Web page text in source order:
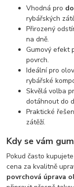
Vhodná pro
rybářských
Přirozený
na dně.
Gumový efekt
povrch.
Ideální pro
rybářské
Skvělá volba
dotáhnout do
Praktické
zátěží.
Kdy se vám
Pokud často
cena za kvalitně
povrchová úprava